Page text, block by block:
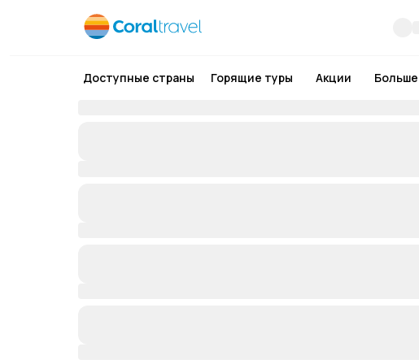
Доступные страны Горящие туры Акции Больше